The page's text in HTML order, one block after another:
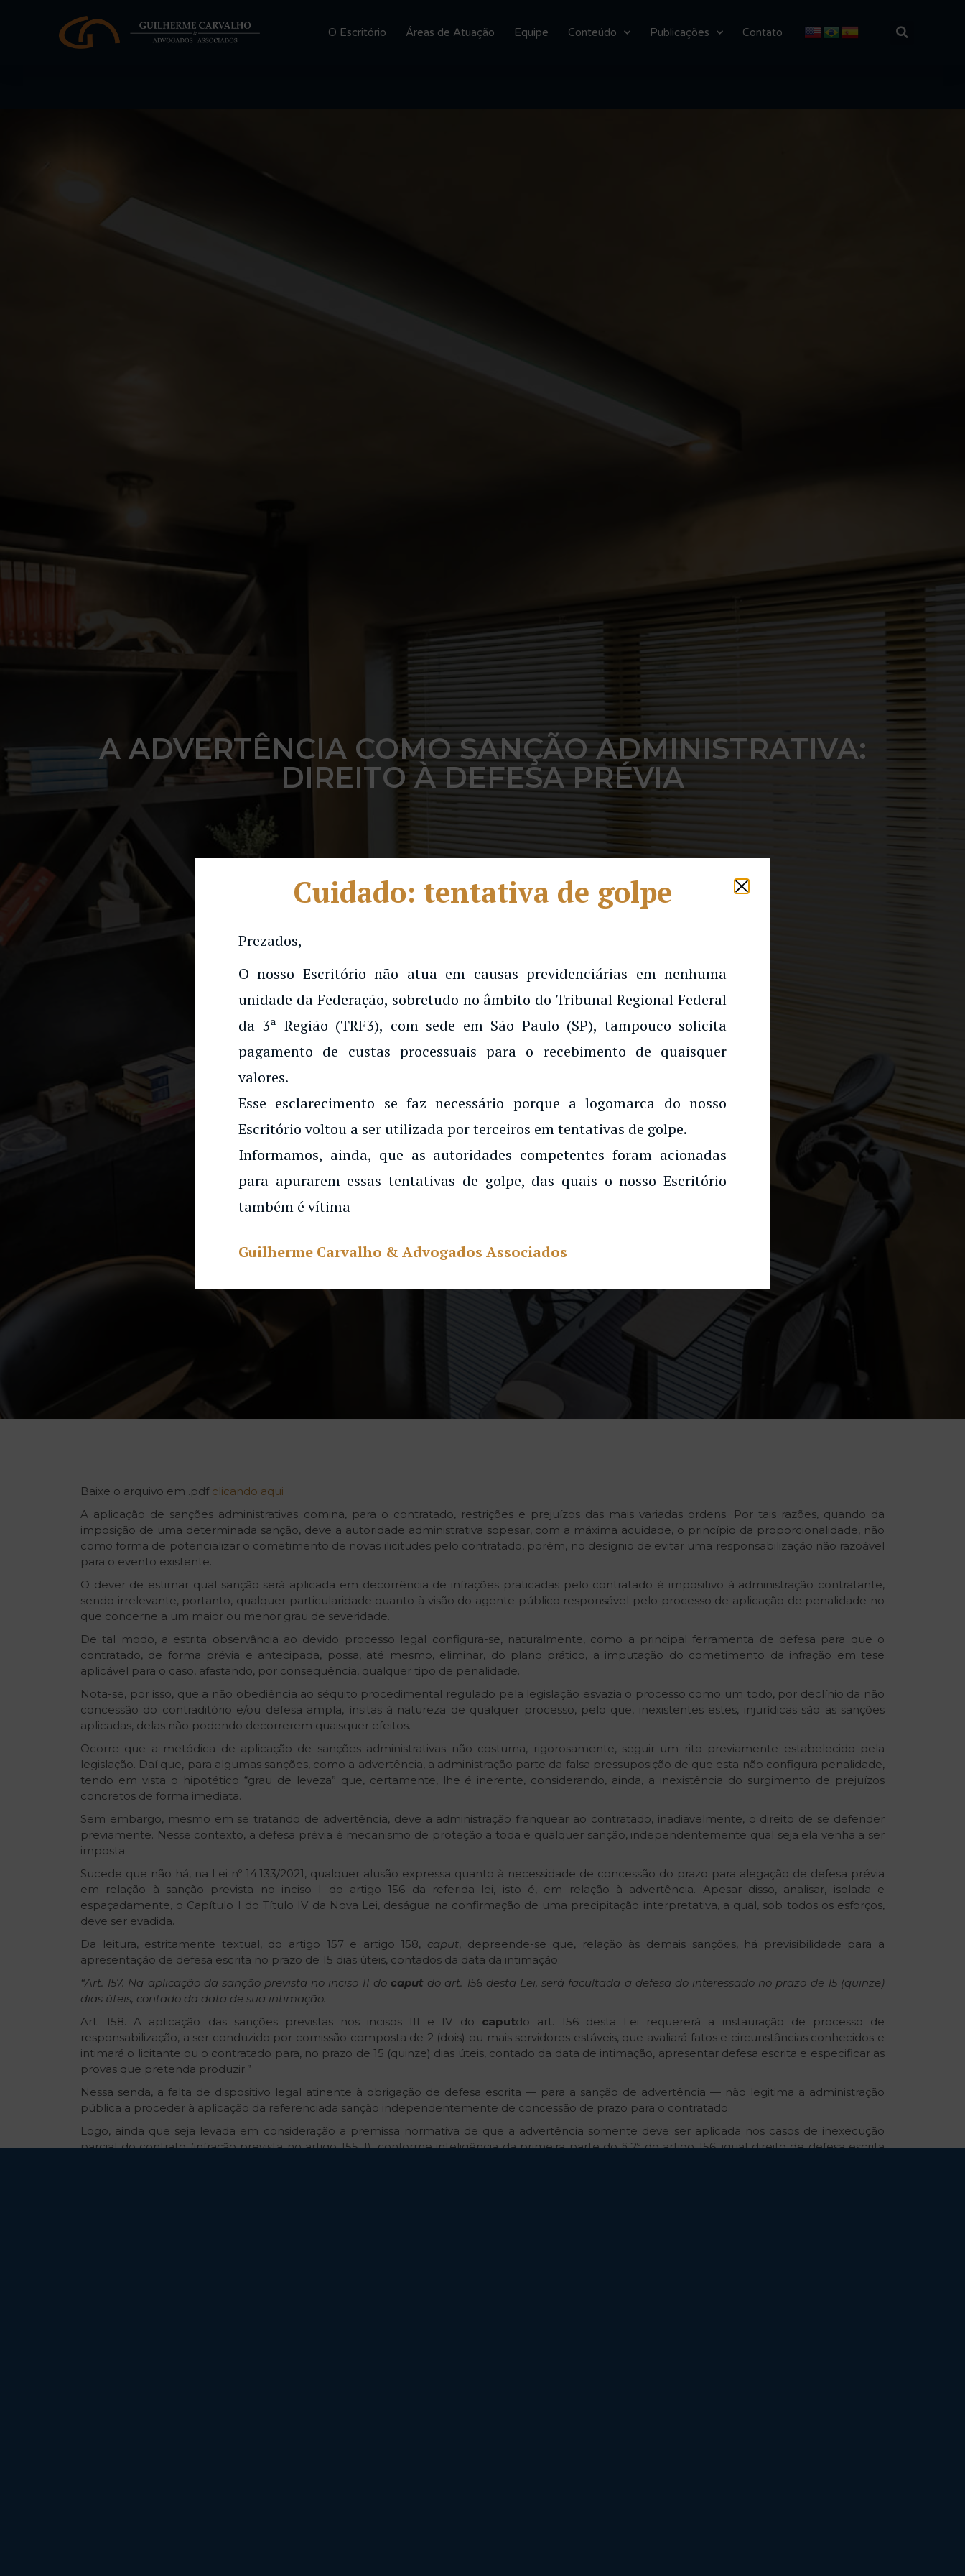
O Escritório Áreas de Atuação Equipe Conteúdo Publicações Contato
A ADVERTÊNCIA COMO SANÇÃO ADMINISTRATIVA:
DIREITO À DEFESA PRÉVIA
Baixe o arquivo em .pdf clicando aqui
A aplicação de sanções administrativas comina, para o contratado, restrições e prejuízos das mais variadas ordens. Por tais razões, quando da
imposição de uma determinada sanção, deve a autoridade administrativa sopesar, com a máxima acuidade, o princípio da proporcionalidade, não
como forma de potencializar o cometimento de novas ilicitudes pelo contratado, porém, no desígnio de evitar uma responsabilização não razoável
para o evento existente.
O dever de estimar qual sanção será aplicada em decorrência de infrações praticadas pelo contratado é impositivo à administração contratante,
sendo irrelevante, portanto, qualquer particularidade quanto à visão do agente público responsável pelo processo de aplicação de penalidade no
que concerne a um maior ou menor grau de severidade.
De tal modo, a estrita observância ao devido processo legal configura-se, naturalmente, como a principal ferramenta de defesa para que o
contratado, de forma prévia e antecipada, possa, até mesmo, eliminar, do plano prático, a imputação do cometimento da infração em tese
aplicável para o caso, afastando, por consequência, qualquer tipo de penalidade.
Nota-se, por isso, que a não obediência ao séquito procedimental regulado pela legislação esvazia o processo como um todo, por declínio da não
concessão do contraditório e/ou defesa ampla, ínsitas à natureza de qualquer processo, pelo que, inexistentes estes, injurídicas são as sanções
aplicadas, delas não podendo decorrerem quaisquer efeitos.
Ocorre que a metódica de aplicação de sanções administrativas não costuma, rigorosamente, seguir um rito previamente estabelecido pela
legislação. Daí que, para algumas sanções, como a advertência, a administração parte da falsa pressuposição de que esta não configura penalidade,
tendo em vista o hipotético “grau de leveza” que, certamente, lhe é inerente, considerando, ainda, a inexistência do surgimento de prejuízos
concretos de forma imediata.
Sem embargo, mesmo em se tratando de advertência, deve a administração franquear ao contratado, inadiavelmente, o direito de se defender
previamente. Nesse contexto, a defesa prévia é mecanismo de proteção a toda e qualquer sanção, independentemente qual seja ela venha a ser
imposta.
Sucede que não há, na Lei nº 14.133/2021, qualquer alusão expressa quanto à necessidade de concessão do prazo para alegação de defesa prévia
em relação à sanção prevista no inciso I do artigo 156 da referida lei, isto é, em relação à advertência. Apesar disso, analisar, isolada e
espaçadamente, o Capítulo I do Título IV da Nova Lei, deságua na confirmação de uma precipitação interpretativa, a qual, sob todos os esforços,
deve ser evadida.
Da leitura, estritamente textual, do artigo 157 e artigo 158, caput, depreende-se que, relação às demais sanções, há previsibilidade para a
apresentação de defesa escrita no prazo de 15 dias úteis, contados da data da intimação:
“Art. 157. Na aplicação da sanção prevista no inciso II docaput do art. 156 desta Lei, será facultada a defesa do interessado no prazo de 15 (quinze)
dias úteis, contado da data de sua intimação.
Art. 158. A aplicação das sanções previstas nos incisos III e IV do caputdo art. 156 desta Lei requererá a instauração de processo de
responsabilização, a ser conduzido por comissão composta de 2 (dois) ou mais servidores estáveis, que avaliará fatos e circunstâncias conhecidos e
intimará o licitante ou o contratado para, no prazo de 15 (quinze) dias úteis, contado da data de intimação, apresentar defesa escrita e especificar as
provas que pretenda produzir.”
Nessa senda, a falta de dispositivo legal atinente à obrigação de defesa escrita — para a sanção de advertência — não legitima a administração
pública a proceder à aplicação da referenciada sanção independentemente de concessão de prazo para o contratado.
Logo, ainda que seja levada em consideração a premissa normativa de que a advertência somente deve ser aplicada nos casos de inexecução
parcial do contrato (infração prevista no artigo 155, I), conforme inteligência da primeira parte do § 2º do artigo 156, igual direito de defesa escrita
Cuidado: tentativa de golpe
Prezados,
O nosso Escritório não atua em causas previdenciárias em nenhuma
unidade da Federação, sobretudo no âmbito do Tribunal Regional Federal
da 3ª Região (TRF3), com sede em São Paulo (SP), tampouco solicita
pagamento de custas processuais para o recebimento de quaisquer
valores.
Esse esclarecimento se faz necessário porque a logomarca do nosso
Escritório voltou a ser utilizada por terceiros em tentativas de golpe.
Informamos, ainda, que as autoridades competentes foram acionadas
para apurarem essas tentativas de golpe, das quais o nosso Escritório
também é vítima
Guilherme Carvalho & Advogados Associados